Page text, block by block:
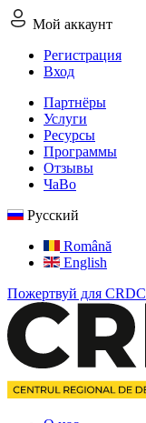
Мой аккаунт
Регистрация
Вход
Партнёры
Услуги
Ресурсы
Программы
Отзывы
ЧаВо
Русский
Română
English
Пожертвуй для CRDC